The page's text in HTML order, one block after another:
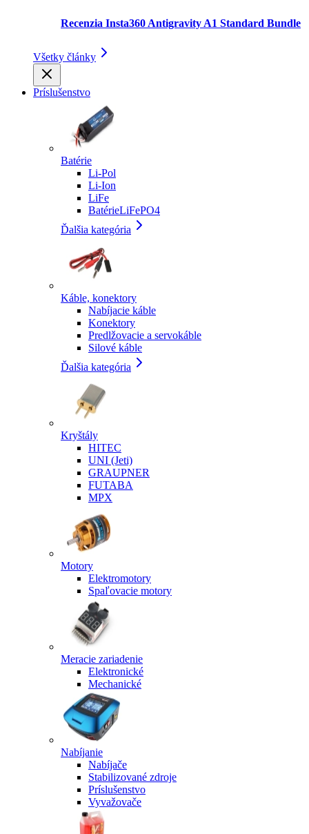
Recenzia Insta360 Antigravity A1 Standard Bundle
Všetky články
Príslušenstvo
Batérie
Li-Pol
Li-Ion
LiFe
BatérieLiFePO4
Ďalšia kategória
Káble, konektory
Nabíjacie káble
Konektory
Predlžovacie a servokáble
Silové káble
Ďalšia kategória
Kryštály
HITEC
UNI (Jeti)
GRAUPNER
FUTABA
MPX
Motory
Elektromotory
Spaľovacie motory
Meracie zariadenie
Elektronické
Mechanické
Nabíjanie
Nabíjače
Stabilizované zdroje
Príslušenstvo
Vyvažovače